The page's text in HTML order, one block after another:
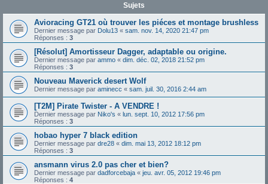
Sujets
Avioracing GT21 où trouver les piéces et montage brushless
Dernier message par Dolu13 « sam. nov. 14, 2020 21:47 pm
Réponses : 3
[Résolut] Amortisseur Dagger, adaptable ou origine.
Dernier message par ammo « dim. déc. 02, 2018 21:52 pm
Réponses : 3
Nouveau Maverick desert Wolf
Dernier message par aminecc « sam. juil. 30, 2016 2:44 am
[T2M] Pirate Twister - A VENDRE !
Dernier message par Niko's « lun. sept. 10, 2012 17:56 pm
Réponses : 3
hobao hyper 7 black edition
Dernier message par dre28 « dim. mai 13, 2012 18:12 pm
Réponses : 3
ansmann virus 2.0 pas cher et bien?
Dernier message par dadforcebaja « jeu. avr. 05, 2012 19:46 pm
Réponses : 4